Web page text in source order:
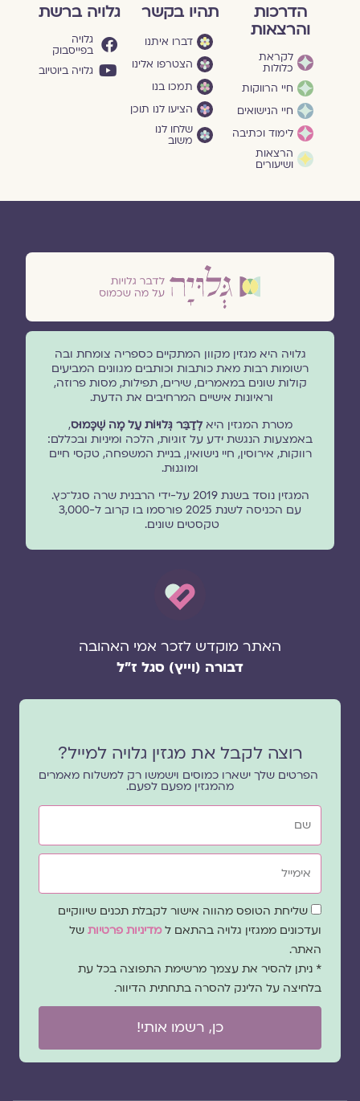
הדרכות
והרצאות
לקראת
כלולות
חיי הרווקות
חיי הנישואים
לימוד וכתיבה
הרצאות
ושיעורים
תהיו בקשר
דברו איתנו
הצטרפו אלינו
תמכו בנו
הציעו לנו תוכן
שלחו לנו
משוב
גלויה ברשת
גלויה
בפייסבוק
גלויה ביוטיוב
גלויה היא מגזין מקוון המתקיים כספריה צומחת ובה
רשומות רבות מאת כותבות וכותבים מגוונים המביעים
קולות שונים במאמרים, שירים, תפילות, מסות פרוזה,
וראיונות אישיים המרחיבים את הדעת.
מטרת המגזין היאלְדַבֵּר גְּלוּיוֹת עַל מָה שֶׁכָּמוּס,
באמצעות הנגשת ידע על זוגיות, הלכה ומיניות ובכללם:
רווקות, אירוסין, חיי נישואין, בניית המשפחה, טקסי חיים
ומוגנוּת.
המגזין נוסד בשנת 2019 על-ידי הרבנית שרה סגל־כץ.
עם הכניסה לשנת 2025 פורסמו בו קרוב ל-3,000
טקסטים שונים.
האתר מוקדש לזכר אמי האהובה
דבורה (וייץ) סגל ז"ל
רוצה לקבל את מגזין גלויה למייל?
הפרטים שלך ישארו כמוסים וישמשו רק למשלוח מאמרים
מהמגזין מפעם לפעם.
שם
אימייל
שדהשליחת הטופס מהווה אישור לקבלת תכנים שיווקיים
ועדכונים ממגזין גלויה בהתאם ל מדיניות פרטיותשל
האתר.
* ניתן להסיר את עצמך מרשימת התפוצה בכל עת
בלחיצה על הלינק להסרה בתחתית הדיוור.
כן, רשמו אותי!